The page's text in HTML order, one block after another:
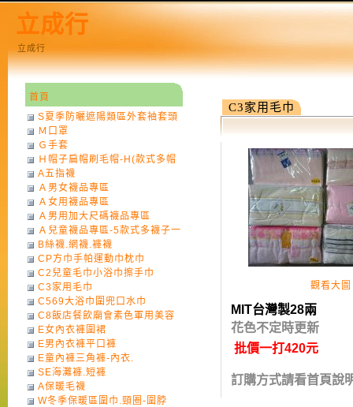
立成行
立成行
C3家用毛巾
觀看大圖
MIT台灣製28兩
花色不定時更新
批價一打420元
訂購方式請看首頁說
首頁
S夏季防曬遮陽類區外套袖套頭
巾
Ｍ口罩
Ｇ手套
Ｈ帽子扁帽刷毛帽-H(款式多帽
子一律不挑色)
A五指襪
Ａ男女襪品專區
Ａ女用襪品專區
Ａ男用加大尺碼襪品專區
Ａ兒童襪品專區-5款式多襪子一
律不挑款式花色)
B絲襪.網襪.褲襪
CP方巾手帕運動巾枕巾
C2兒童毛巾小浴巾擦手巾
C3家用毛巾
C569大浴巾圍兜口水巾
C8飯店餐飲廟會素色軍用美容
巾
E女內衣褲圍裙
E男內衣褲平口褲
E童內褲三角褲-內衣.
SE海灘褲.短褲
A保暖毛襪
W冬季保暖區圍巾.頸圈-圍脖